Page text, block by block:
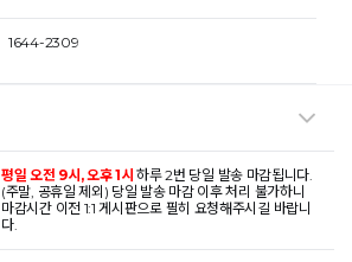
1644-2309
평일 오전 9시, 오후 1시하루 2번 당일 발송 마감됩니다.
(주말, 공휴일 제외) 당일 발송 마감 이후 처리 불가하니
마감시간 이전 1:1 게시판으로 필히 요청해주시길 바랍니
다.